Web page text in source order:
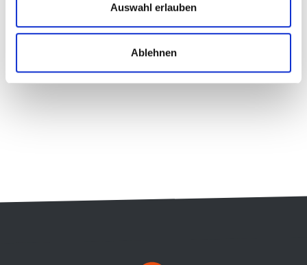
Auswahl erlauben
Ablehnen